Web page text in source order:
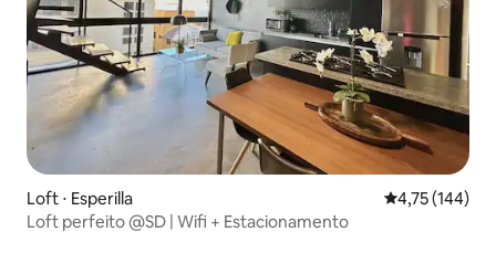
Loft ⋅ Esperilla 4,75 de uma
4,75 (144)
Loft perfeito @SD | Wifi + Estacionamento